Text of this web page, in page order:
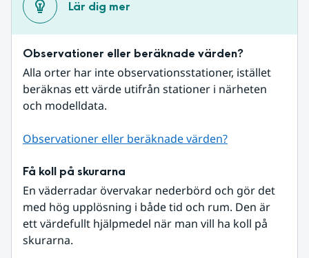
Lär dig mer
Observationer eller beräknade värden?
Alla orter har inte observationsstationer, istället
beräknas ett värde utifrån stationer i närheten
och modelldata.
Observationer eller beräknade värden?
Få koll på skurarna
En väderradar övervakar nederbörd och gör det
med hög upplösning i både tid och rum. Den är
ett värdefullt hjälpmedel när man vill ha koll på
skurarna.